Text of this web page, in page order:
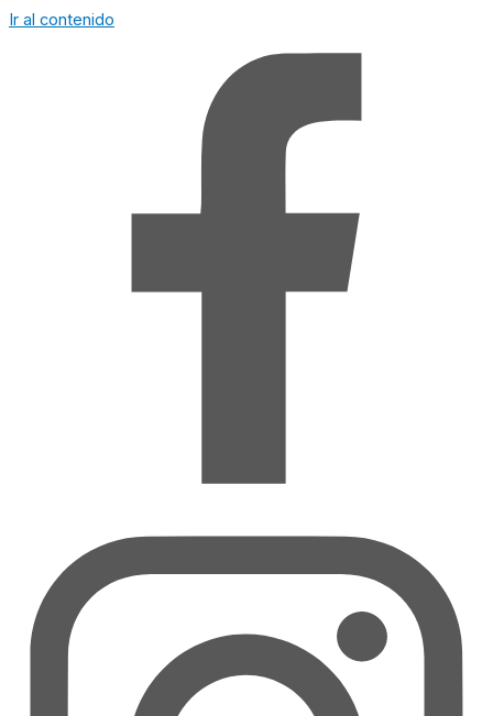
Ir al contenido